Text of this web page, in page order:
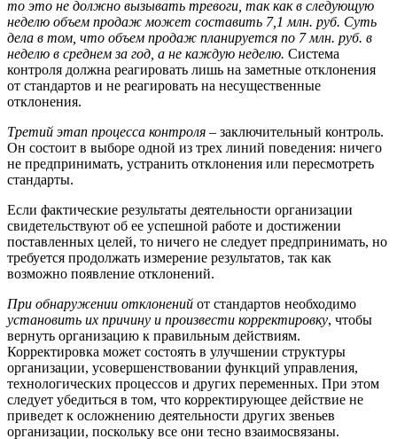
то это не должно вызывать тревоги, так как в следующую
неделю объем продаж может составить 7,1 млн. руб. Суть
дела в том, что объем продаж планируется по 7 млн. руб. в
неделю в среднем за год, а не каждую неделю. Система
контроля должна реагировать лишь на заметные отклонения
от стандартов и не реагировать на несущественные
отклонения.
Третий этап процесса контроля – заключительный контроль.
Он состоит в выборе одной из трех линий поведения: ничего
не предпринимать, устранить отклонения или пересмотреть
стандарты.
Если фактические результаты деятельности организации
свидетельствуют об ее успешной работе и достижении
поставленных целей, то ничего не следует предпринимать, но
требуется продолжать измерение результатов, так как
возможно появление отклонений.
При обнаружении отклонений от стандартов необходимо
установить их причину и произвести корректировку, чтобы
вернуть организацию к правильным действиям.
Корректировка может состоять в улучшении структуры
организации, усовершенствовании функций управления,
технологических процессов и других переменных. При этом
следует убедиться в том, что корректирующее действие не
приведет к осложнению деятельности других звеньев
организации, поскольку все они тесно взаимосвязаны.